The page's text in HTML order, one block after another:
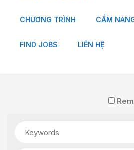
CHƯƠNG TRÌNH CẨM
FIND JOBS LIÊN HỆ